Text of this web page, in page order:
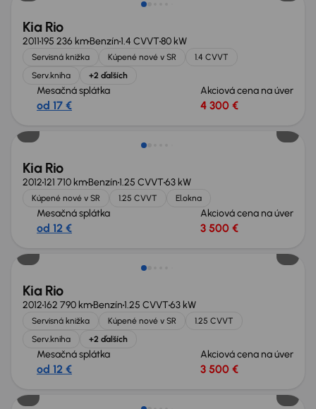
Kia Rio
2011195 236 kmBenzín1.4 CVVT80 kW
Servisná knižka Kúpené nové v SR
1.4 CVVT
Serv.kniha
+2 ďalších
Mesačná splátka
od 17 €
Akciová cena na úver
4 300 €
Zlacnené o 500 €
Kia Rio
2012121 710 kmBenzín1.25 CVVT63 kW
Kúpené nové v SR 1.25 CVVT El.okna
Mesačná splátka
od 12 €
Akciová cena na úver
3 500 €
Kia Rio
2012162 790 kmBenzín1.25 CVVT63 kW
Servisná knižka Kúpené nové v SR
1.25 CVVT
Serv.kniha
+2 ďalších
Mesačná splátka
od 12 €
Akciová cena na úver
3 500 €